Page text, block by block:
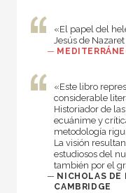
«El papel del
Jesús de
—
«Este libro
considerable
Historiador de
ecuánime y
metodología
La visión
estudiosos del
también por el
— NICHOLAS DE
CAMBRIDGE